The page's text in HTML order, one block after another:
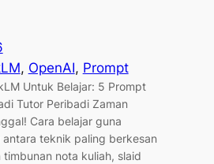
, OpenAI, Prompt
Untuk Belajar: 5 Prompt
Tutor Peribadi Zaman
Cara belajar guna
teknik paling berkesan
nota kuliah, slaid